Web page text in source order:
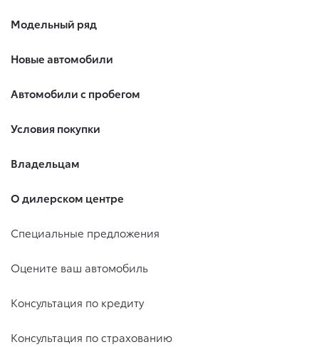
Модельный ряд
Новые автомобили
Автомобили с пробегом
Условия покупки
Владельцам
О дилерском центре
Специальные предложения
Оцените ваш автомобиль
Консультация по кредиту
Консультация по страхованию